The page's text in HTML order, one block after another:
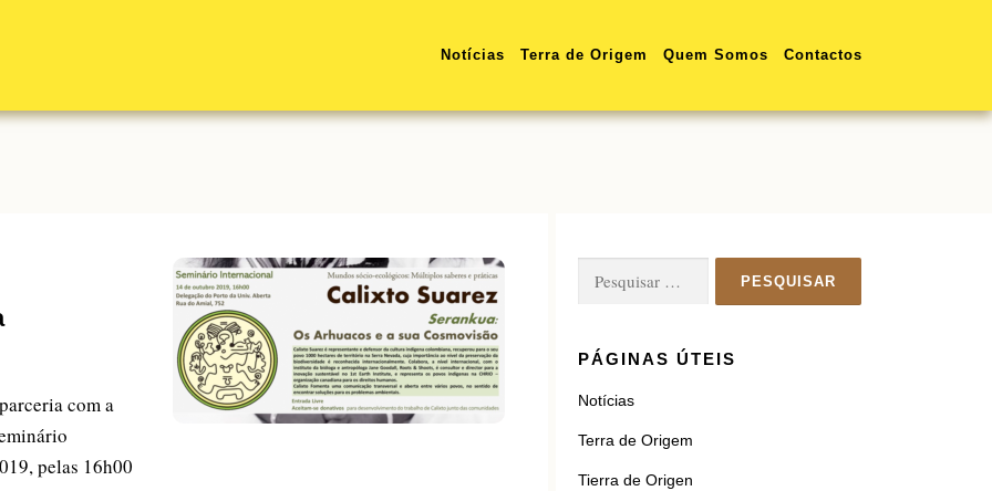
Notícias Terra de Origem Quem Somos Contactos
com a
pelas 16h00
Pesquisar
PÁGINAS ÚTEIS
Notícias
Terra de Origem
Tierra de Origen